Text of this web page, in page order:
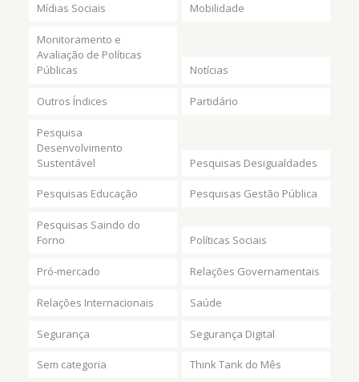
Mídias Sociais Mobilidade
Monitoramento e
Avaliação de Políticas
Públicas
Notícias
Outros Índices Partidário
Pesquisa
Desenvolvimento
Sustentável
Pesquisas Desigualdades
Pesquisas Educação Pesquisas Gestão Pública
Pesquisas Saindo do
Forno
Políticas Sociais
Pró-mercado Relações Governamentais
Relações Internacionais Saúde
Segurança Segurança Digital
Sem categoria Think Tank do Mês